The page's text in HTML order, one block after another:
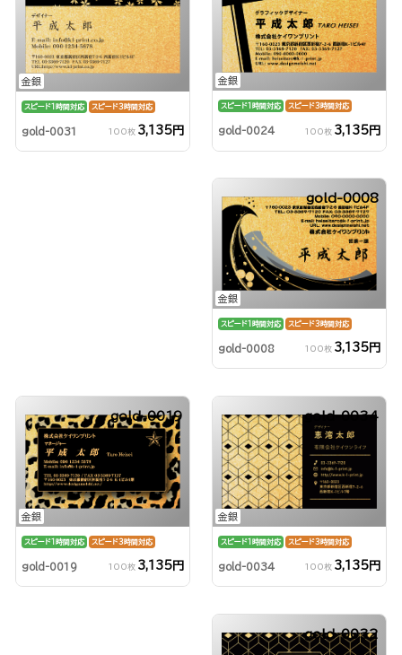
金銀
スピード1時間対応 スピード3時間対応
gold-0031 100枚 3,135円
金銀
スピード1時間対応 スピード3時間対応
gold-0024 100枚 3,135円
金銀
gold-0008
スピード1時間対応 スピード3時間対応
gold-0008 100枚 3,135円
金銀
gold-0019
スピード1時間対応 スピード3時間対応
gold-0019 100枚 3,135円
金銀
gold-0034
スピード1時間対応 スピード3時間対応
gold-0034 100枚 3,135円
gold-0032